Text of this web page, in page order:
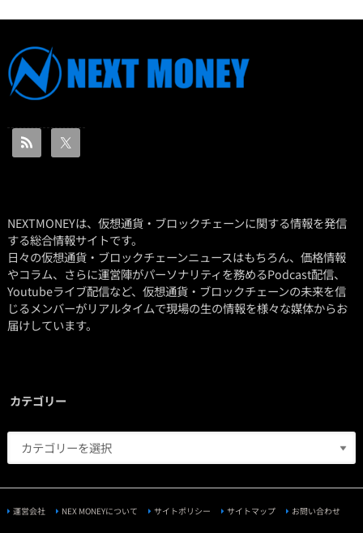
NEXTMONEYは、仮想通貨・ブロックチェーンに関する情報を発信
する総合情報サイトです。
日々の仮想通貨・ブロックチェーンニュースはもちろん、価格情報
やコラム、さらに運営陣がパーソナリティを務めるPodcast配信、
Youtubeライブ配信など、仮想通貨・ブロックチェーンの未来を信
じるメンバーがリアルタイムで現場の生の情報を様々な媒体からお
届けしています。
カテゴリー
運営会社 NEX MONEYについて サイトポリシー サイトマップ お問い合わせ